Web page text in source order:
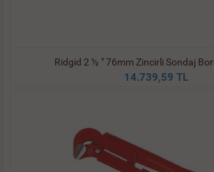
Ridgid 2 ½ " 76mm Zincirli Sondaj
14.739,59 TL